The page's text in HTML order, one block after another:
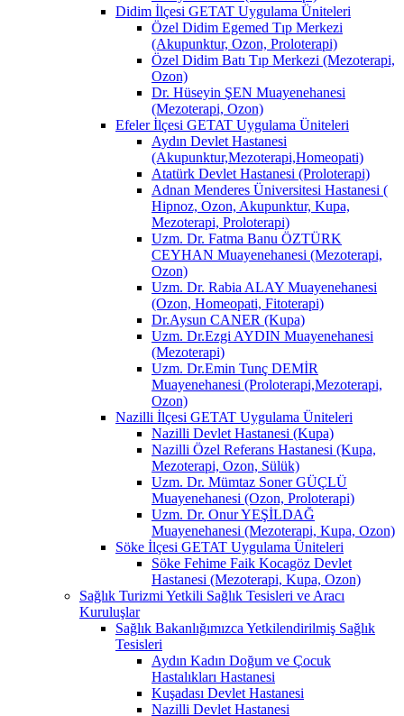
Didim İlçesi GETAT Uygulama Üniteleri
Özel Didim Egemed Tıp Merkezi
(Akupunktur, Ozon, Proloterapi)
Özel Didim Batı Tıp Merkezi (Mezoterapi,
Ozon)
Dr. Hüseyin ŞEN Muayenehanesi
(Mezoterapi, Ozon)
Efeler İlçesi GETAT Uygulama Üniteleri
Aydın Devlet Hastanesi
(Akupunktur,Mezoterapi,Homeopati)
Atatürk Devlet Hastanesi (Proloterapi)
Adnan Menderes Üniversitesi Hastanesi (
Hipnoz, Ozon, Akupunktur, Kupa,
Mezoterapi, Proloterapi)
Uzm. Dr. Fatma Banu ÖZTÜRK
CEYHAN Muayenehanesi (Mezoterapi,
Ozon)
Uzm. Dr. Rabia ALAY Muayenehanesi
(Ozon, Homeopati, Fitoterapi)
Dr.Aysun CANER (Kupa)
Uzm. Dr.Ezgi AYDIN Muayenehanesi
(Mezoterapi)
Uzm. Dr.Emin Tunç DEMİR
Muayenehanesi (Proloterapi,Mezoterapi,
Ozon)
Nazilli İlçesi GETAT Uygulama Üniteleri
Nazilli Devlet Hastanesi (Kupa)
Nazilli Özel Referans Hastanesi (Kupa,
Mezoterapi, Ozon, Sülük)
Uzm. Dr. Mümtaz Soner GÜÇLÜ
Muayenehanesi (Ozon, Proloterapi)
Uzm. Dr. Onur YEŞİLDAĞ
Muayenehanesi (Mezoterapi, Kupa, Ozon)
Söke İlçesi GETAT Uygulama Üniteleri
Söke Fehime Faik Kocagöz Devlet
Hastanesi (Mezoterapi, Kupa, Ozon)
Sağlık Turizmi Yetkili Sağlık Tesisleri ve Aracı
Kuruluşlar
Sağlık Bakanlığımızca Yetkilendirilmiş Sağlık
Tesisleri
Aydın Kadın Doğum ve Çocuk
Hastalıkları Hastanesi
Kuşadası Devlet Hastanesi
Nazilli Devlet Hastanesi